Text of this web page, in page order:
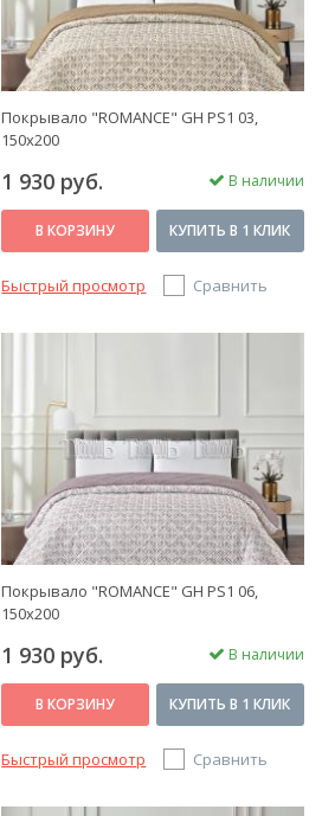
Покрывало "ROMANCE" GH PS1 03,
150х200
1 930 руб. В наличии
В КОРЗИНУ КУПИТЬ В 1 КЛИК
Быстрый просмотр Сравнить
Покрывало "ROMANCE" GH PS1 06,
150х200
1 930 руб. В наличии
В КОРЗИНУ КУПИТЬ В 1 КЛИК
Быстрый просмотр Сравнить